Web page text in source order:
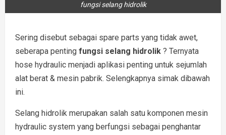
fungsi selang hidrolik
Sering disebut sebagai spare parts yang tidak awet,
seberapa penting fungsi selang hidrolik ? Ternyata
hose hydraulic menjadi aplikasi penting untuk sejumlah
alat berat & mesin pabrik. Selengkapnya simak dibawah
ini.
Selang hidrolik merupakan salah satu komponen mesin
hydraulic system yang berfungsi sebagai penghantar